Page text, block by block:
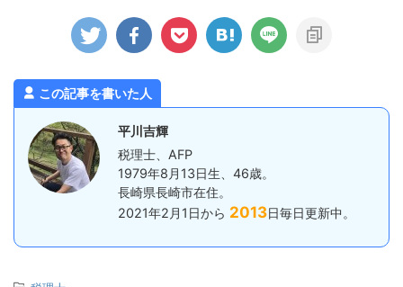
だ、一定の条件を満たす事業所は、毎
月ではなく半年に1回の納付でいいで
すよ。というのが、いわゆる源泉所得
は、1月から6月までに預かった所得税
を7月10日まで、7月から12月までに
この記事を書いた人
平川吉輝
税理士、AFP
1979年8月13日生、46歳。
長崎県長崎市在住。
2021年2月1日から 2013日毎日更新中。